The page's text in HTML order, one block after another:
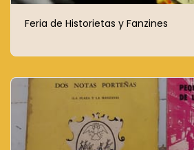
Feria de Historietas y Fanzines